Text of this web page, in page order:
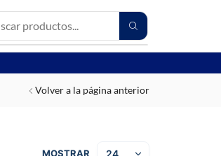
Volver a la página anterior
MOSTRAR